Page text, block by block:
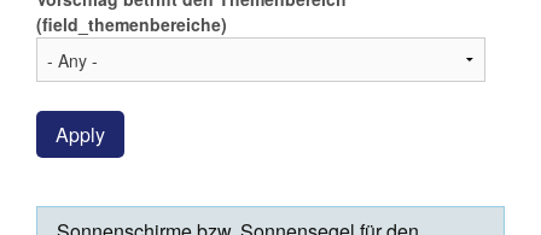
(field_themenbereiche)
Apply